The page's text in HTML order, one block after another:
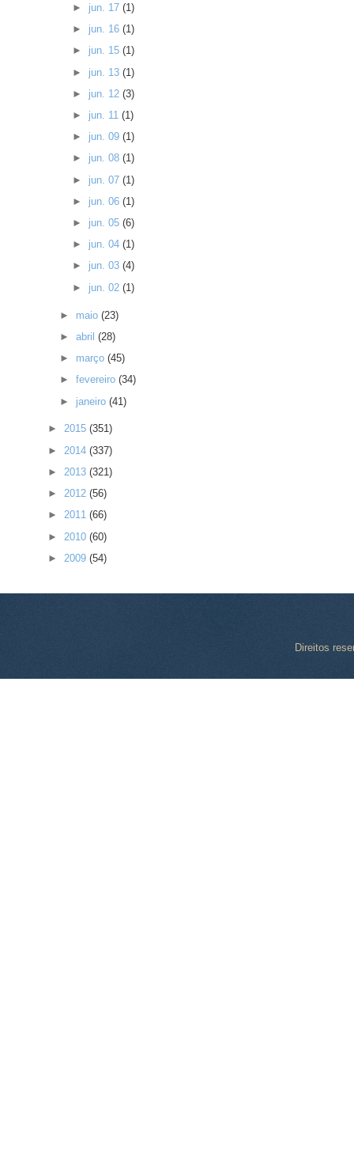
► jun. 17 (1)
► jun. 16 (1)
► jun. 15 (1)
► jun. 13 (1)
► jun. 12 (3)
► jun. 11 (1)
► jun. 09 (1)
► jun. 08 (1)
► jun. 07 (1)
► jun. 06 (1)
► jun. 05 (6)
► jun. 04 (1)
► jun. 03 (4)
► jun. 02 (1)
► maio(23)
►abril(28)
► março(45)
►fevereiro(34)
► janeiro(41)
► 2015 (351)
► 2014 (337)
► 2013 (321)
► 2012 (56)
► 2011 (66)
► 2010 (60)
► 2009 (54)
Direitos